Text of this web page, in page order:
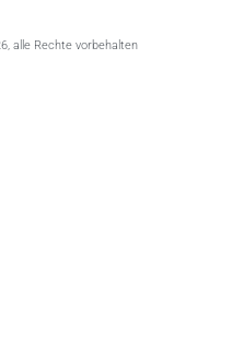
alle Rechte vorbehalten